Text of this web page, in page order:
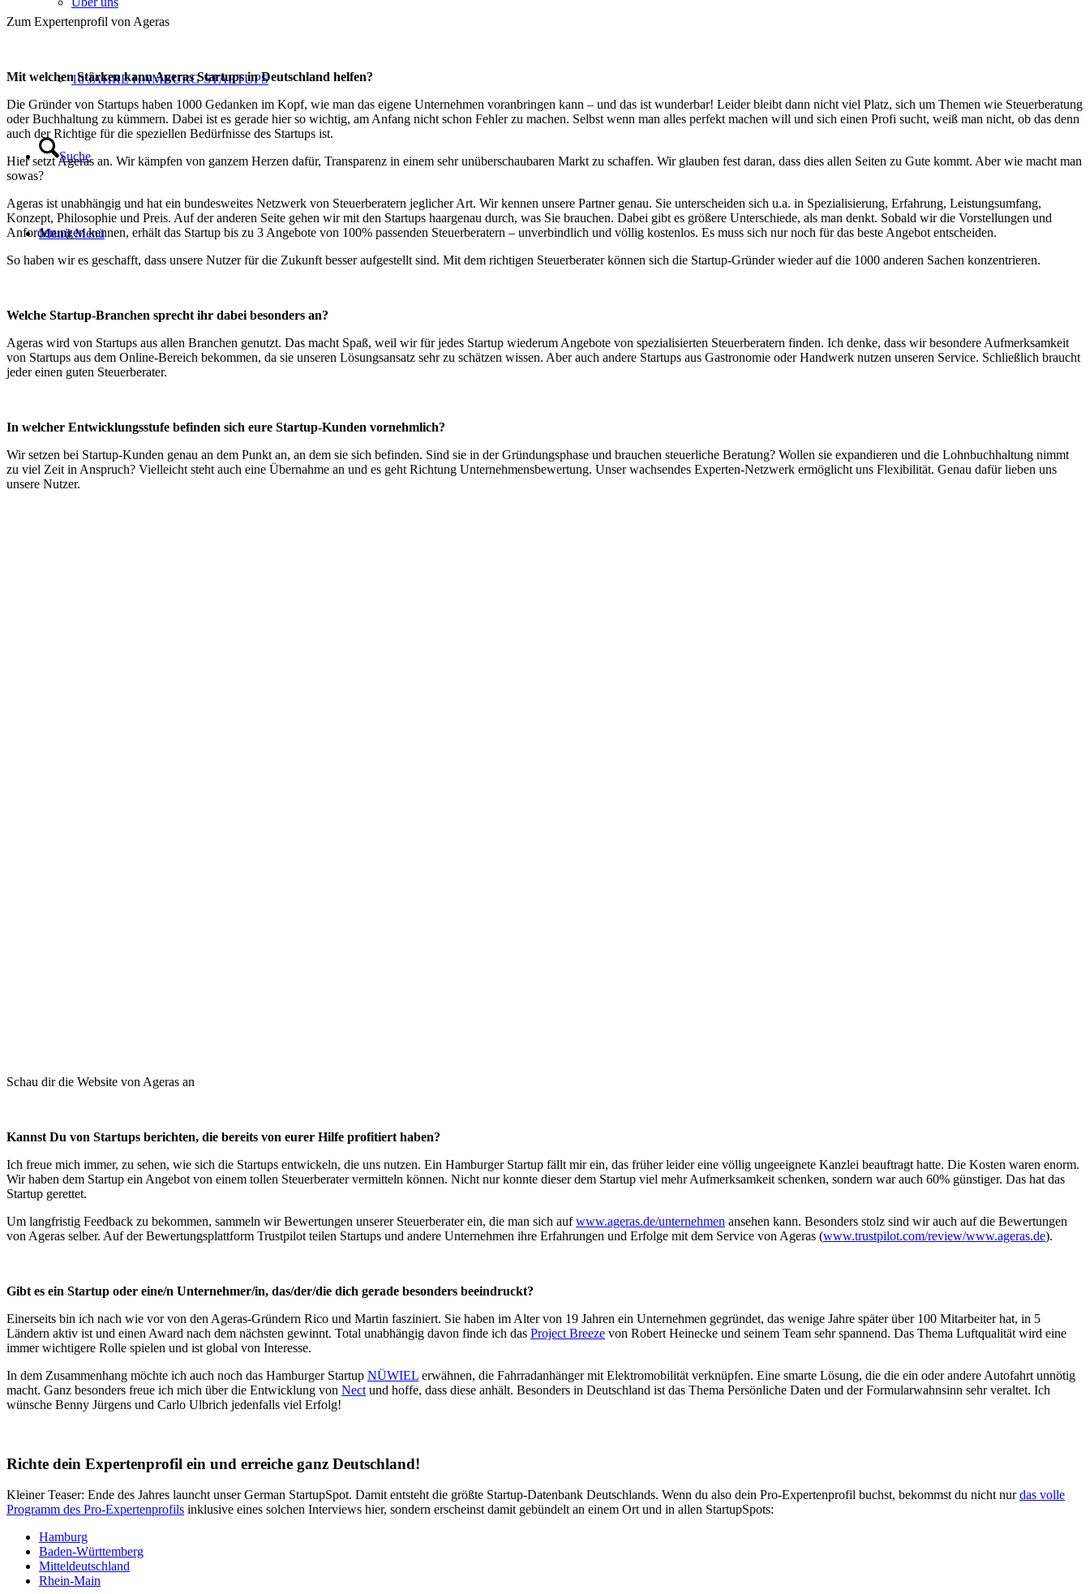
10 JAHRE HAMBURG STARTUPS
Suche
Menü Menü
Zum Expertenprofil von Ageras
Mit welchen Stärken kann Ageras Startups in Deutschland helfen?
Die Gründer von Startups haben 1000 Gedanken im Kopf, wie man das eigene Unternehmen voranbringen kann – und das ist wunderbar! Leider bleibt dann nicht viel Platz, sich um Themen wie Steuerberatung
oder Buchhaltung zu kümmern. Dabei ist es gerade hier so wichtig, am Anfang nicht schon Fehler zu machen. Selbst wenn man alles perfekt machen will und sich einen Profi sucht, weiß man nicht, ob das denn
auch der Richtige für die speziellen Bedürfnisse des Startups ist.
Hier setzt Ageras an. Wir kämpfen von ganzem Herzen dafür, Transparenz in einem sehr unüberschaubaren Markt zu schaffen. Wir glauben fest daran, dass dies allen Seiten zu Gute kommt. Aber wie macht man
sowas?
Ageras ist unabhängig und hat ein bundesweites Netzwerk von Steuerberatern jeglicher Art. Wir kennen unsere Partner genau. Sie unterscheiden sich u.a. in Spezialisierung, Erfahrung, Leistungsumfang,
Konzept, Philosophie und Preis. Auf der anderen Seite gehen wir mit den Startups haargenau durch, was Sie brauchen. Dabei gibt es größere Unterschiede, als man denkt. Sobald wir die Vorstellungen und
Anforderungen kennen, erhält das Startup bis zu 3 Angebote von 100% passenden Steuerberatern – unverbindlich und völlig kostenlos. Es muss sich nur noch für das beste Angebot entscheiden.
So haben wir es geschafft, dass unsere Nutzer für die Zukunft besser aufgestellt sind. Mit dem richtigen Steuerberater können sich die Startup-Gründer wieder auf die 1000 anderen Sachen konzentrieren.
Welche Startup-Branchen sprecht ihr dabei besonders an?
Ageras wird von Startups aus allen Branchen genutzt. Das macht Spaß, weil wir für jedes Startup wiederum Angebote von spezialisierten Steuerberatern finden. Ich denke, dass wir besondere Aufmerksamkeit
von Startups aus dem Online-Bereich bekommen, da sie unseren Lösungsansatz sehr zu schätzen wissen. Aber auch andere Startups aus Gastronomie oder Handwerk nutzen unseren Service. Schließlich braucht
jeder einen guten Steuerberater.
In welcher Entwicklungsstufe befinden sich eure Startup-Kunden vornehmlich?
Wir setzen bei Startup-Kunden genau an dem Punkt an, an dem sie sich befinden. Sind sie in der Gründungsphase und brauchen steuerliche Beratung? Wollen sie expandieren und die Lohnbuchhaltung nimmt
zu viel Zeit in Anspruch? Vielleicht steht auch eine Übernahme an und es geht Richtung Unternehmensbewertung. Unser wachsendes Experten-Netzwerk ermöglicht uns Flexibilität. Genau dafür lieben uns
unsere Nutzer.
Schau dir die Website von Ageras an
Kannst Du von Startups berichten, die bereits von eurer Hilfe profitiert haben?
Ich freue mich immer, zu sehen, wie sich die Startups entwickeln, die uns nutzen. Ein Hamburger Startup fällt mir ein, das früher leider eine völlig ungeeignete Kanzlei beauftragt hatte. Die Kosten waren enorm.
Wir haben dem Startup ein Angebot von einem tollen Steuerberater vermitteln können. Nicht nur konnte dieser dem Startup viel mehr Aufmerksamkeit schenken, sondern war auch 60% günstiger. Das hat das
Startup gerettet.
Um langfristig Feedback zu bekommen, sammeln wir Bewertungen unserer Steuerberater ein, die man sich aufwww.ageras.de/unternehmen ansehen kann. Besonders stolz sind wir auch auf die Bewertungen
von Ageras selber. Auf der Bewertungsplattform Trustpilot teilen Startups und andere Unternehmen ihre Erfahrungen und Erfolge mit dem Service von Ageras (www.trustpilot.com/review/www.ageras.de).
Gibt es ein Startup oder eine/n Unternehmer/in, das/der/die dich gerade besonders beeindruckt?
Einerseits bin ich nach wie vor von den Ageras-Gründern Rico und Martin fasziniert. Sie haben im Alter von 19 Jahren ein Unternehmen gegründet, das wenige Jahre später über 100 Mitarbeiter hat, in 5
Ländern aktiv ist und einen Award nach dem nächsten gewinnt. Total unabhängig davon finde ich das Project Breeze von Robert Heinecke und seinem Team sehr spannend. Das Thema Luftqualität wird eine
immer wichtigere Rolle spielen und ist global von Interesse.
In dem Zusammenhang möchte ich auch noch das Hamburger Startup NÜWIEL erwähnen, die Fahrradanhänger mit Elektromobilität verknüpfen. Eine smarte Lösung, die die ein oder andere Autofahrt unnötig
macht. Ganz besonders freue ich mich über die Entwicklung von Nect und hoffe, dass diese anhält. Besonders in Deutschland ist das Thema Persönliche Daten und der Formularwahnsinn sehr veraltet. Ich
wünsche Benny Jürgens und Carlo Ulbrich jedenfalls viel Erfolg!
Richte dein Expertenprofil ein und erreiche ganz Deutschland!
Kleiner Teaser: Ende des Jahres launcht unser German StartupSpot. Damit entsteht die größte Startup-Datenbank Deutschlands. Wenn du also dein Pro-Expertenprofil buchst, bekommst du nicht nurdas volle
Programm des Pro-Expertenprofils inklusive eines solchen Interviews hier, sondern erscheinst damit gebündelt an einem Ort und in allen StartupSpots:
Hamburg
Baden-Württemberg
Mitteldeutschland
Rhein-Main